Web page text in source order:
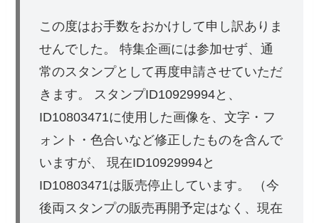
この度はお手数をおかけして申し訳ありま
せんでした。 特集企画には参加せず、通
常のスタンプとして再度申請させていただ
きます。 スタンプID10929994と、
ID10803471に使用した画像を、文字・フ
ォント・色合いなど修正したものを含んで
いますが、 現在ID10929994と
ID10803471は販売停止しています。 （今
後両スタンプの販売再開予定はなく、現在